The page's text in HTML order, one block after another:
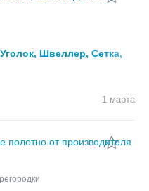
Швеллер, Сетка,
1 марта